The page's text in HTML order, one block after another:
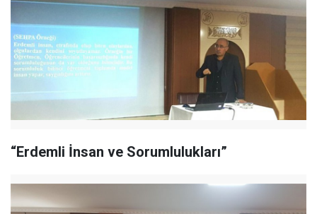
“Erdemli İnsan ve Sorumlulukları”